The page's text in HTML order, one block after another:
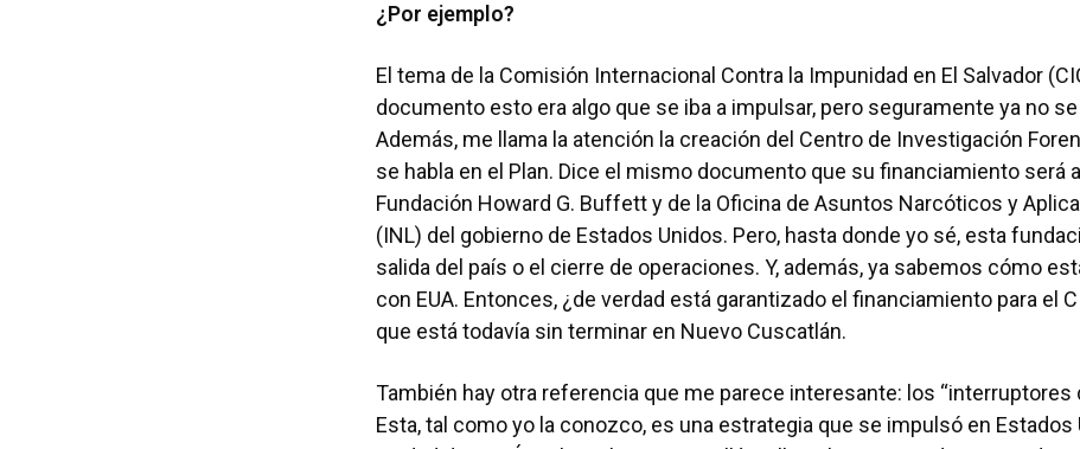
¿Por ejemplo?
El tema de la Comisión Internacional Contra la Impunidad en El Salvador
documento esto era algo que se iba a impulsar, pero seguramente ya no
Además, me llama la atención la creación del Centro de Investigación
se habla en el Plan. Dice el mismo documento que su financiamiento será
Fundación Howard G. Buffett y de la Oficina de Asuntos Narcóticos y
(INL) del gobierno de Estados Unidos. Pero, hasta donde yo sé, esta
salida del país o el cierre de operaciones. Y, además, ya sabemos cómo
con EUA. Entonces, ¿de verdad está garantizado el financiamiento para el
que está todavía sin terminar en Nuevo Cuscatlán.
También hay otra referencia que me parece interesante: los “interruptores
Esta, tal como yo la conozco, es una estrategia que se impulsó en Estados